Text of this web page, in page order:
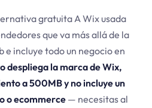
gratuita A Wix usada
que va más allá de la
e incluye todo un negocio en
despliega la marca de Wix,
a 500MB y no incluye un
o ecommerce — necesitas al